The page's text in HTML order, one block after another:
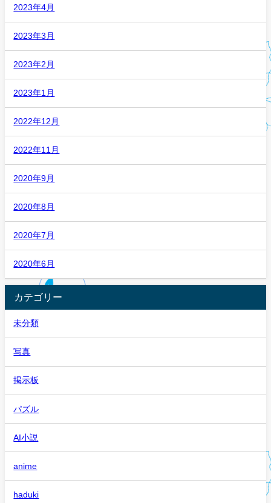
2023年4月
2023年3月
2023年2月
2023年1月
2022年12月
2022年11月
2020年9月
2020年8月
2020年7月
2020年6月
カテゴリー
未分類
写真
掲示板
パズル
AI小説
anime
haduki